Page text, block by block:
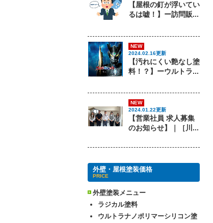
【屋根の釘が浮いてい
るは嘘！】ー訪問販...
NEW
2024.02.16更新
【汚れにくい艶なし塗
料！？】ーウルトラ...
NEW
2024.01.22更新
【営業社員 求人募集
のお知らせ】｜［川...
外壁・屋根塗装価格
PRICE
外壁塗装メニュー
ラジカル塗料
ウルトラナノポリマーシリコン塗